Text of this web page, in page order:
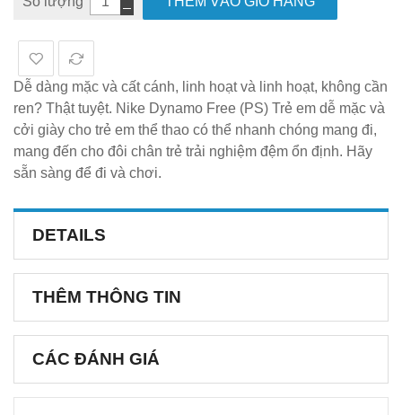
Dễ dàng mặc và cất cánh, linh hoạt và linh hoạt, không cần
ren? Thật tuyệt. Nike Dynamo Free (PS) Trẻ em dễ mặc và
cởi giày cho trẻ em thể thao có thể nhanh chóng mang đi,
mang đến cho đôi chân trẻ trải nghiệm đệm ổn định. Hãy
sẵn sàng để đi và chơi.
DETAILS
THÊM THÔNG TIN
CÁC ĐÁNH GIÁ